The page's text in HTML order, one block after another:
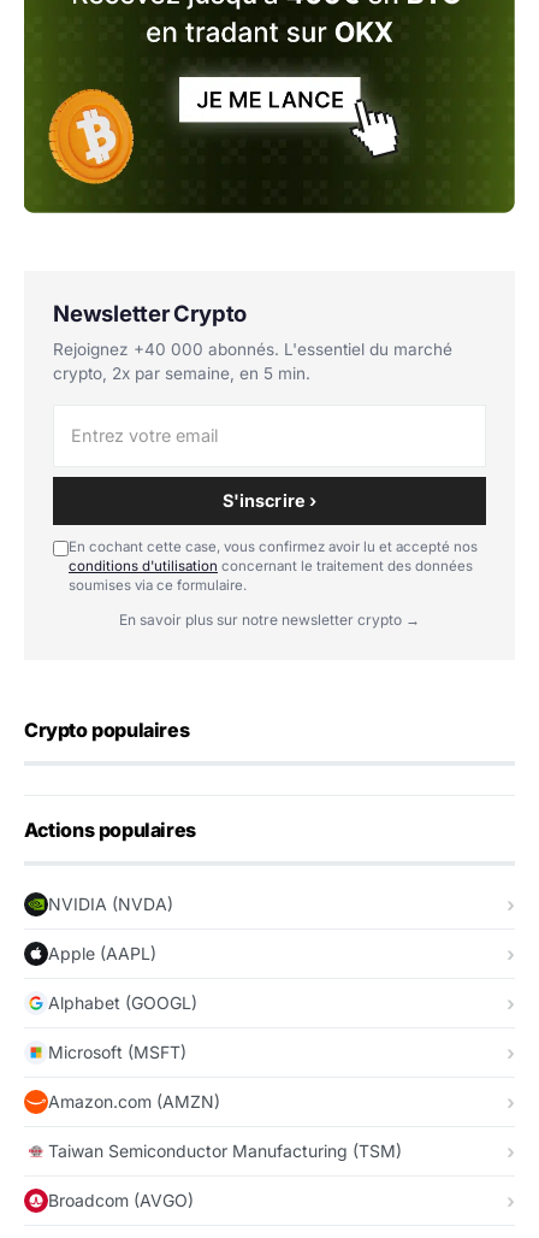
Newsletter Crypto
Rejoignez +40 000 abonnés. L'essentiel du marché
crypto, 2x par semaine, en 5 min.
S'inscrire ›
En cochant cette case, vous confirmez avoir lu et accepté nos
conditions d'utilisation concernant le traitement des données
soumises via ce formulaire.
En savoir plus sur notre newsletter crypto →
Crypto populaires
Actions populaires
NVIDIA (NVDA)
Apple (AAPL)
Alphabet (GOOGL)
Microsoft (MSFT)
Amazon.com (AMZN)
Taiwan Semiconductor Manufacturing (TSM)
Broadcom (AVGO)